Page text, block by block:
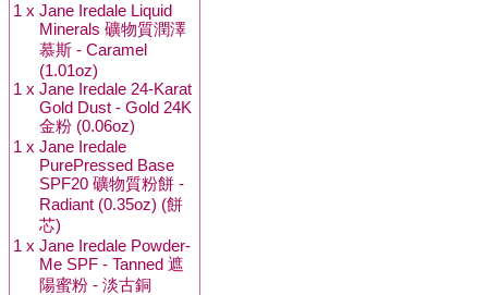
1 x Jane Iredale Liquid
Minerals 礦物質潤澤
慕斯 - Caramel
(1.01oz)
1 x Jane Iredale 24-Karat
Gold Dust - Gold 24K
金粉 (0.06oz)
1 x Jane Iredale
PurePressed Base
SPF20 礦物質粉餅 -
Radiant (0.35oz) (餅
芯)
1 x Jane Iredale Powder-
Me SPF - Tanned 遮
陽蜜粉 - 淡古銅